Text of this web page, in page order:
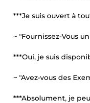
***Je suis ouvert à
~ "Fournissez-Vous
***Oui, je suis
~ "Avez-vous des
***Absolument, je